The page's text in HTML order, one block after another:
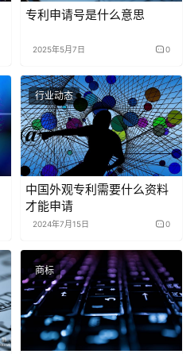
专利申请号是什么意思
2025年5月7日 0
行业动态
中国外观专利需要什么资料
才能申请
2024年7月15日 0
商标